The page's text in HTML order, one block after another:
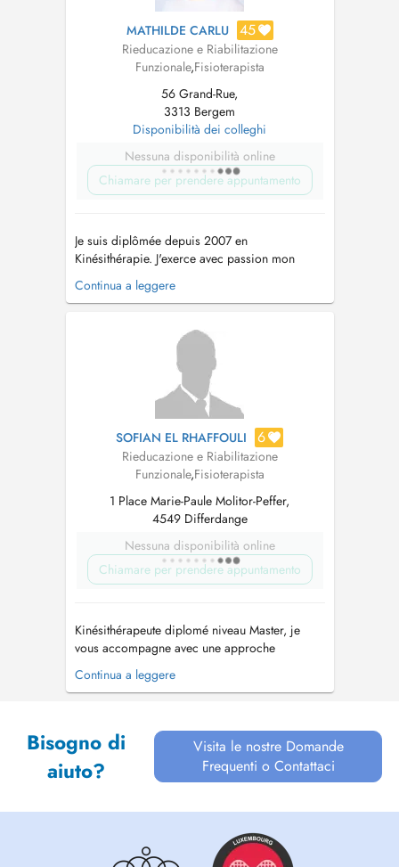
MATHILDE CARLU 45
Rieducazione e Riabilitazione
Funzionale,Fisioterapista
56 Grand-Rue,
3313 Bergem
Disponibilità dei colleghi
Nessuna disponibilità online
Chiamare per prendere appuntamento
Je suis diplômée depuis 2007 en
Kinésithérapie. J'exerce avec passion mon
métier depuis près de 20 ans et ne cesse de
me former. Je vous accueille au cabinet pour
professionnel et bienveillant. Je suis formée en:
-douleurs musculo-squelettiques, -rééducation
Continua a leggere
SOFIAN EL RHAFFOULI 6
Rieducazione e Riabilitazione
Funzionale,Fisioterapista
1 Place Marie-Paule Molitor-Peffer,
4549 Differdange
Nessuna disponibilità online
Chiamare per prendere appuntamento
Kinésithérapeute diplomé niveau Master, je
vous accompagne avec une approche
moderne personnalisée et centrée sur vos
objectifs. Chaque prise en charge est
douleurs et reprendre vos activités
quotidiennes, profess...
Continua a leggere
Bisogno di
aiuto?
Visita le nostre Domande
Frequenti o Contattaci